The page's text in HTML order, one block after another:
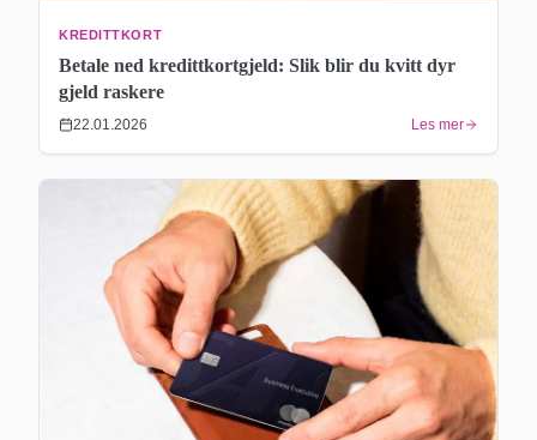
KREDITTKORT
Betale ned kredittkortgjeld: Slik blir du kvitt dyr
gjeld raskere
22.01.2026 Les mer